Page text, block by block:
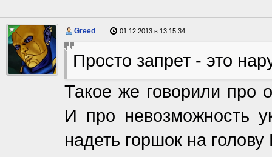
Greed 01.12.2013 в 13:15:34
Просто запрет - это
Такое же говорили про
И про невозможность
надеть горшок на